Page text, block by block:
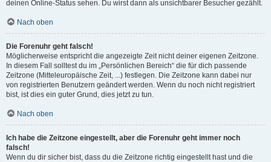
deinen Online-Status sehen. Du wirst dann als unsichtbarer Besucher gezählt.
Nach oben
Die Forenuhr geht falsch!
Möglicherweise entspricht die angezeigte Zeit nicht deiner eigenen Zeitzone.
In diesem Fall solltest du im „Persönlichen Bereich“ die für dich passende
Zeitzone (Mitteleuropäische Zeit, ...) festlegen. Die Zeitzone kann dabei nur
von registrierten Benutzern geändert werden. Wenn du noch nicht registriert
bist, ist dies ein guter Grund, dies jetzt zu tun.
Nach oben
Ich habe die Zeitzone eingestellt, aber die Forenuhr geht immer noch
falsch!
Wenn du dir sicher bist, dass du die Zeitzone richtig eingestellt hast und die